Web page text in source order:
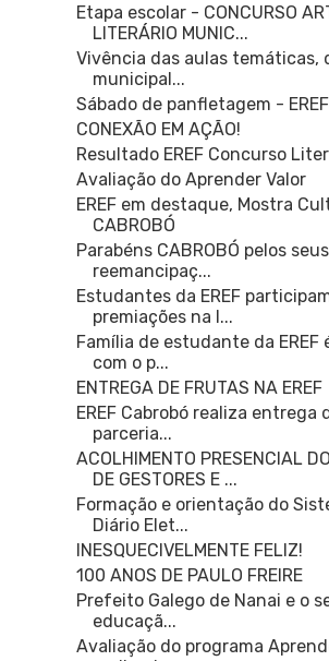
Etapa escolar - CONCURSO
LITERÁRIO MUNIC...
Vivência das aulas temáticas,
municipal...
Sábado de panfletagem -
CONEXÃO EM AÇÃO!
Resultado EREF Concurso
Avaliação do Aprender Valor
EREF em destaque, Mostra
CABROBÓ
Parabéns CABROBÓ pelos
reemancipaç...
Estudantes da EREF
premiações na l...
Família de estudante da EREF
com o p...
ENTREGA DE FRUTAS NA EREF
EREF Cabrobó realiza entrega
parceria...
ACOLHIMENTO PRESENCIAL
DE GESTORES E ...
Formação e orientação do
Diário Elet...
INESQUECIVELMENTE FELIZ!
100 ANOS DE PAULO FREIRE
Prefeito Galego de Nanai e o
educaçã...
Avaliação do programa